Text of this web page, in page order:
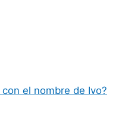
el nombre de Ivo?